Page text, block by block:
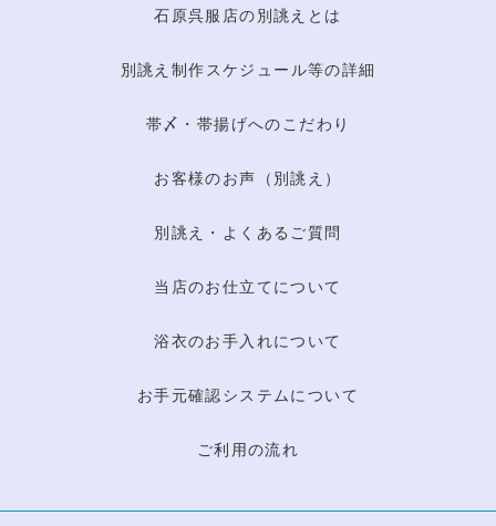
石原呉服店の別誂えとは
別誂え制作スケジュール等の詳細
帯〆・帯揚げへのこだわり
お客様のお声（別誂え）
別誂え・よくあるご質問
当店のお仕立てについて
浴衣のお手入れについて
お手元確認システムについて
ご利用の流れ